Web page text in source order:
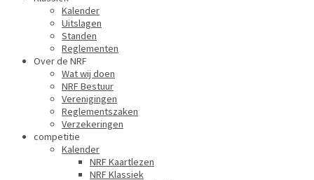
Kalender
Uitslagen
Standen
Reglementen
Over de NRF
Wat wij doen
NRF Bestuur
Verenigingen
Reglementszaken
Verzekeringen
competitie
Kalender
NRF Kaartlezen
NRF Klassiek